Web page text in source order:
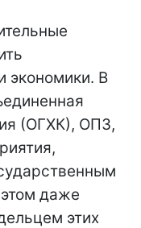
экономики. В
(ОГХК), ОПЗ,
даже
этих